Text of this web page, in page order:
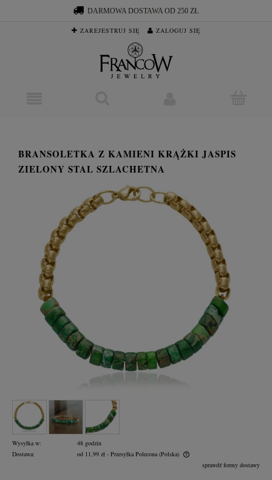
DARMOWA DOSTAWA OD 250 ZŁ
ZAREJESTRUJ SIĘ ZALOGUJ SIĘ
BRANSOLETKA Z KAMIENI KRĄŻKI JASPIS
ZIELONY STAL SZLACHETNA
Wysyłka w:
48 godzin
Dostawa:
od 11,99 zł - Przesyłka Polecona (Polska)
sprawdź formy dostawy